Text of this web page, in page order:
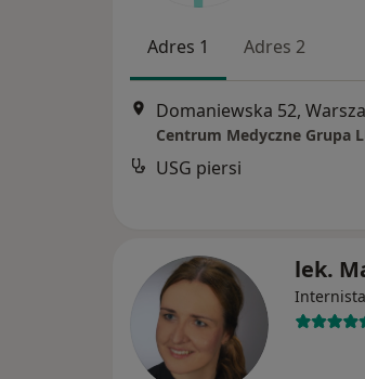
Adres 1 Adres 2
Domaniewska 52,
USG piersi
lek.
Internista